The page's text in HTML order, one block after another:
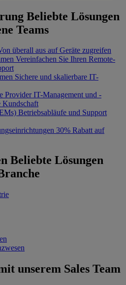
Beliebte Lösungen
Teams
überall aus auf Geräte zugreifen
Vereinfachen Sie Ihren Remote-
Sichere und skalierbare IT-
Provider IT-Management und -
Kundschaft
Betriebsabläufe und Support
30% Rabatt auf
Beliebte Lösungen
unserem Sales Team